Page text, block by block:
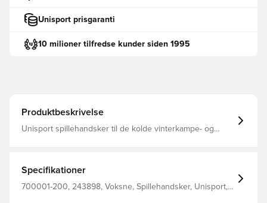
Unisport prisgaranti
10 milioner tilfredse kunder siden 1995
Produktbeskrivelse
Unisport spillehandsker til de kolde vinterkampe- og
gør at du sikkert og effektivt kan ses i mørket Designet
med stilfuldt Unisport-logo på ydersiden Fremstillet i 85%
polyester og 15% elastan.
Specifikationer
700001-200, 243898, Voksne, Spillehandsker, Unisport,